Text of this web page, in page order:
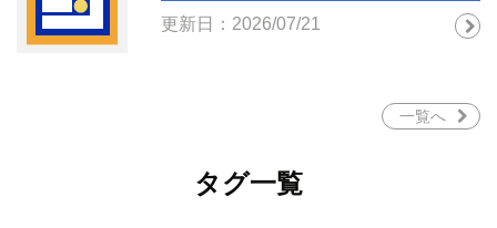
更新日：2026/07/21
一覧へ
タグ一覧